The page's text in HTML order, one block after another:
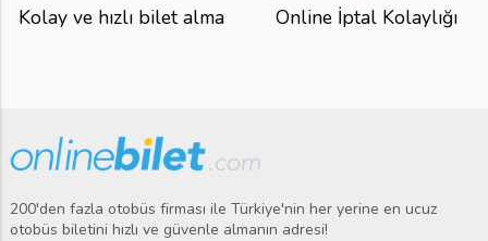
Kolay ve hızlı bilet alma Online İptal Kolaylığı
200'den fazla otobüs firması ile Türkiye'nin her yerine en ucuz
otobüs biletini hızlı ve güvenle almanın adresi!